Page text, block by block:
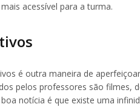
acessível para a turma.
é outra maneira de
pelos professores são filmes,
notícia é que existe uma